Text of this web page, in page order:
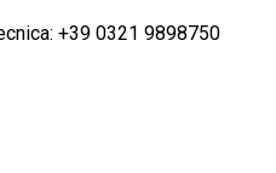
+39 0321 9898750